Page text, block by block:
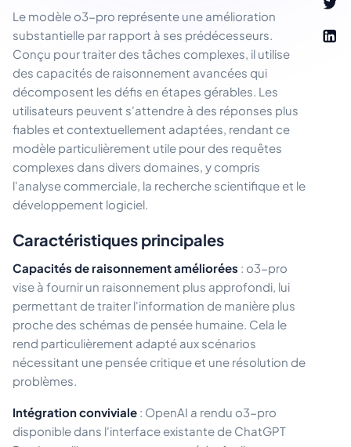
Le modèle o3-pro représente une amélioration
substantielle par rapport à ses prédécesseurs.
Conçu pour traiter des tâches complexes, il utilise
des capacités de raisonnement avancées qui
décomposent les défis en étapes gérables. Les
utilisateurs peuvent s'attendre à des réponses plus
fiables et contextuellement adaptées, rendant ce
modèle particulièrement utile pour des requêtes
complexes dans divers domaines, y compris
l'analyse commerciale, la recherche scientifique et le
développement logiciel.
Caractéristiques principales
Capacités de raisonnement améliorées : o3-pro
vise à fournir un raisonnement plus approfondi, lui
permettant de traiter l'information de manière plus
proche des schémas de pensée humaine. Cela le
rend particulièrement adapté aux scénarios
nécessitant une pensée critique et une résolution de
problèmes.
Intégration conviviale : OpenAI a rendu o3-pro
disponible dans l'interface existante de ChatGPT